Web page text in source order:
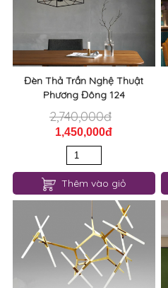
Đèn Thả Trần Nghệ Thuật
Phương Đông 124
2,740,000đ
1,450,000đ
Đèn Thả Trần Phong Cách
Hiện Đại 122